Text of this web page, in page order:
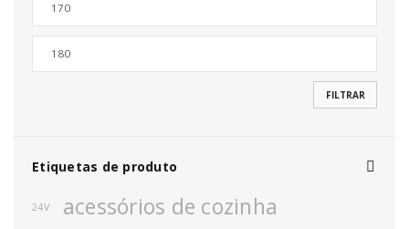
FILTRAR
Etiquetas de produto
24V acessórios de cozinha